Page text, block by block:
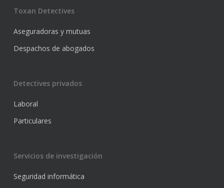
Toxan Detectives
Aseguradoras y mutuas
Despachos de abogados
Detectives privados
Laboral
Particulares
Servicios de investigación
Seguridad informática